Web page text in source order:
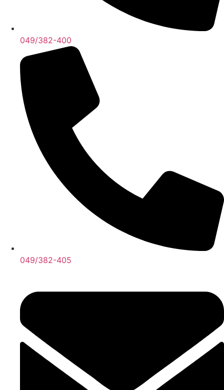
049/382-400
049/382-405